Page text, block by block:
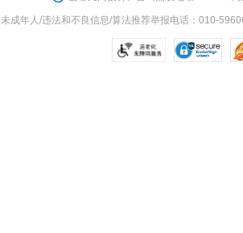
未成年人/违法和不良信息/算法推荐举报电话：010-